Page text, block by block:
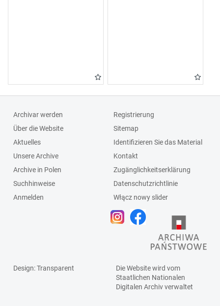
Archivar werden
Über die Website
Aktuelles
Unsere Archive
Archive in Polen
Suchhinweise
Anmelden
Registrierung
Sitemap
Identifizieren Sie das Material
Kontakt
Zugänglichkeitserklärung
Datenschutzrichtlinie
Włącz nowy slider
Design: Transparent
Die Website wird vom
Staatlichen Nationalen
Digitalen Archivverwaltet